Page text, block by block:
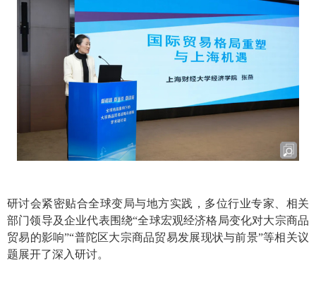
研讨会紧密贴合全球变局与地方实践，多位行业专家、相关
部门领导及企业代表围绕“全球宏观经济格局变化对大宗商品
贸易的影响”“普陀区大宗商品贸易发展现状与前景”等相关议
题展开了深入研讨。